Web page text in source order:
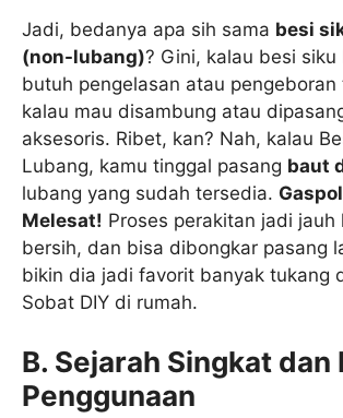
Jadi, bedanya apa sih sama besi
(non-lubang)? Gini, kalau besi siku
butuh pengelasan atau pengeboran
kalau mau disambung atau
aksesoris. Ribet, kan? Nah, kalau
Lubang, kamu tinggal pasang baut
lubang yang sudah tersedia.
Melesat! Proses perakitan jadi jauh
bersih, dan bisa dibongkar pasang
bikin dia jadi favorit banyak tukang
Sobat DIY di rumah.
B. Sejarah Singkat dan
Penggunaan